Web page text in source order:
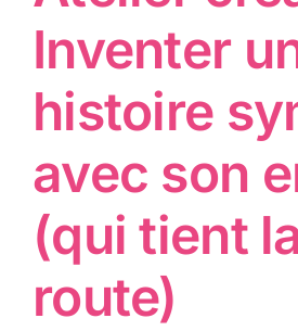
Inventer
histoire
avec son
(qui tient
route)